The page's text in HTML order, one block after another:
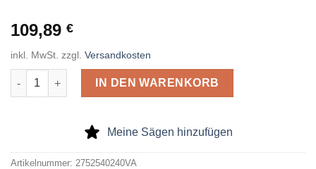
109,89 €
inkl. MwSt. zzgl. Versandkosten
HSS-E-Kobalt-Kreissägeblatt 275 x 2,5 x 40 Z= 240 Menge
IN DEN WARENKORB
Meine Sägen hinzufügen
Artikelnummer: 2752540240VA